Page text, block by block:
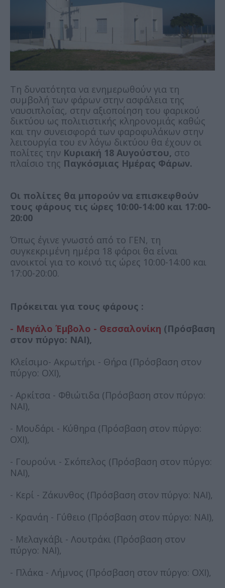
Τη δυνατότητα να ενημερωθούν για τη
συμβολή των φάρων στην ασφάλεια της
ναυσιπλοΐας, στην αξιοποίηση του φαρικού
δικτύου ως πολιτιστικής κληρονομιάς καθώς
και την συνεισφορά των φαροφυλάκων στην
λειτουργία του εν λόγω δικτύου θα έχουν οι
πολίτες την Κυριακή 18 Αυγούστου, στο
πλαίσιο της Παγκόσμιας Ημέρας Φάρων.
Οι πολίτες θα μπορούν να επισκεφθούν
τους φάρους τις ώρες 10:00-14:00 και 17:00-
20:00
Όπως έγινε γνωστό από το ΓΕΝ, τη
συγκεκριμένη ημέρα 18 φάροι θα είναι
ανοικτοί για το κοινό τις ώρες 10:00-14:00 και
17:00-20:00.
Πρόκειται για τους φάρους :
- Μεγάλο Έμβολο - Θεσσαλονίκη (Πρόσβαση
στον πύργο: ΝΑΙ),
Κλείσιμο- Ακρωτήρι - Θήρα (Πρόσβαση στον
πύργο: ΟΧΙ),
- Αρκίτσα - Φθιώτιδα (Πρόσβαση στον πύργο:
ΝΑΙ),
- Μουδάρι - Κύθηρα (Πρόσβαση στον πύργο:
ΟΧΙ),
- Γουρούνι - Σκόπελος (Πρόσβαση στον πύργο:
ΝΑΙ),
- Κερί - Ζάκυνθος (Πρόσβαση στον πύργο: ΝΑΙ),
- Κρανάη - Γύθειο (Πρόσβαση στον πύργο: ΝΑΙ),
- Μελαγκάβι - Λουτράκι (Πρόσβαση στον
πύργο: ΝΑΙ),
- Πλάκα - Λήμνος (Πρόσβαση στον πύργο: ΟΧΙ),